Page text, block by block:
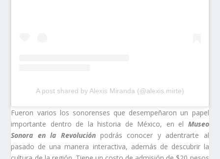
A post shared by Alexis Miranda (@alexis.mirte)
Fueron varios los sonorenses que desempeñaron un papel
importante dentro de la historia de México, en el Museo
Sonora en la Revoluciónpodrás conocer y adentrarte al
pasado de una manera interactiva, además de descubrir la